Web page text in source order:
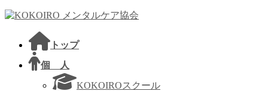
コ
ナ
トップ
個 人
KOKOIROスクール